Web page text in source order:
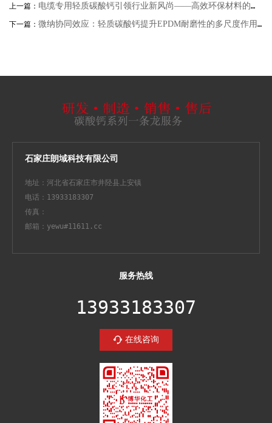
上一篇： 电缆专用轻质碳酸钙引领行业新风尚——高效环保材料的应用
下一篇： 微纳协同效应：轻质碳酸钙提升EPDM耐磨性的多尺度作用机制
石家庄朗域科技有限公司
地址：河北省石家庄市井陉县上安镇
电话：13933183307
传真：
邮箱：yewu#11611.cc
服务热线
13933183307
在线咨询